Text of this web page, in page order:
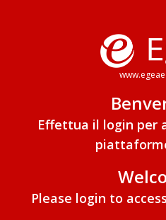
Effettua il login per
Please login to